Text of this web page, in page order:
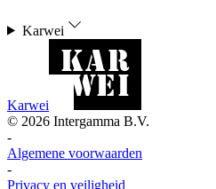
Karwei
Karwei
© 2026 Intergamma B.V.
-
Algemene voorwaarden
-
Privacy en veiligheid